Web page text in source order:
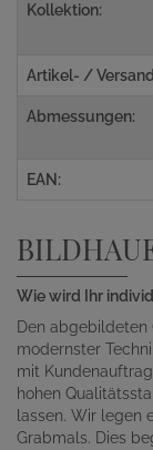
Kollektion:
Artikel- /
Abmessungen:
EAN:
Wie wird Ihr
Den abgebildeten
modernster
mit
hohen
lassen. Wir legen
Grabmals. Dies